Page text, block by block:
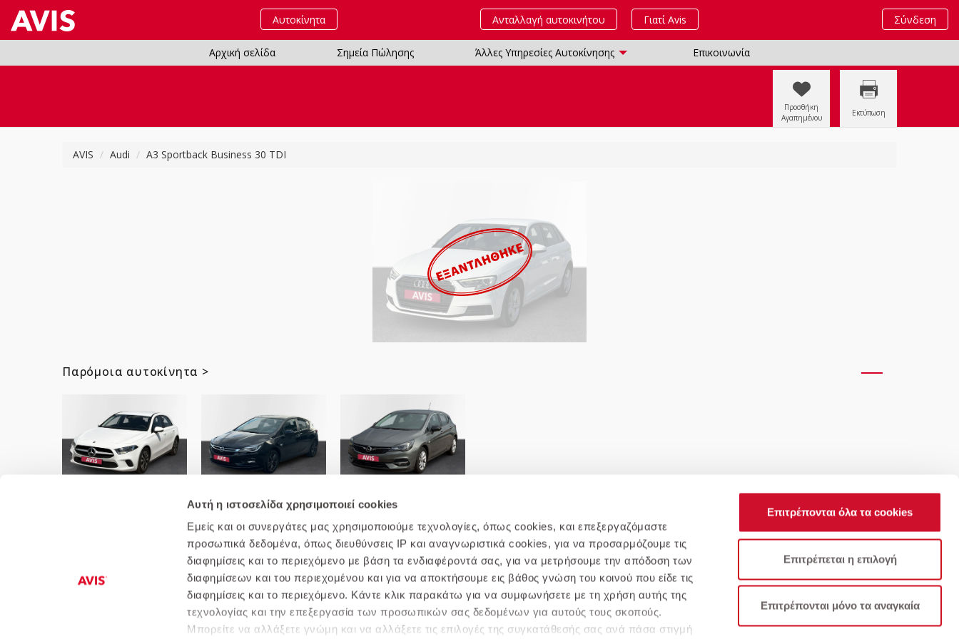
Αυτή η ιστοσελίδα χρησιμοποιεί cookies
Εμείς και οι συνεργάτες μας χρησιμοποιούμε τεχνολογίες, όπως cookies, και επεξεργαζόμαστε
προσωπικά δεδομένα, όπως διευθύνσεις IP και αναγνωριστικά cookies, για να προσαρμόζουμε τις
διαφημίσεις και το περιεχόμενο με βάση τα ενδιαφέροντά σας, για να μετρήσουμε την απόδοση των
διαφημίσεων και του περιεχομένου και για να αποκτήσουμε εις βάθος γνώση του κοινού που είδε τις
διαφημίσεις και το περιεχόμενο. Κάντε κλικ παρακάτω για να συμφωνήσετε με τη χρήση αυτής της
τεχνολογίας και την επεξεργασία των προσωπικών σας δεδομένων για αυτούς τους σκοπούς.
Μπορείτε να αλλάξετε γνώμη και να αλλάξετε τις επιλογές της συγκατάθεσής σας ανά πάσα στιγμή
Επιτρέπονται όλα τα cookies
Επιτρέπεται η επιλογή
Επιτρέπονται μόνο τα αναγκαία
Αυτοκίνητα Ανταλλαγή αυτοκινήτου Γιατί Avis Σύνδεση
Αρχική σελίδα Σημεία Πώλησης Άλλες Υπηρεσίες Αυτοκίνησης Επικοινωνία
Προσθήκη
Αγαπημένου
Εκτύπωση
AVIS Audi A3 Sportback Business 30 TDI
Παρόμοια αυτοκίνητα >
150hp AT6 120 Edition
Elegance
Αυτοκίνητα Πολιτική Απορρήτου Πολιτική cookie Επικοινωνήστε μαζί μας Συχνές Ερωτήσεις Όροι & Προϋποθέσεις
© 2019 AVIS.GR